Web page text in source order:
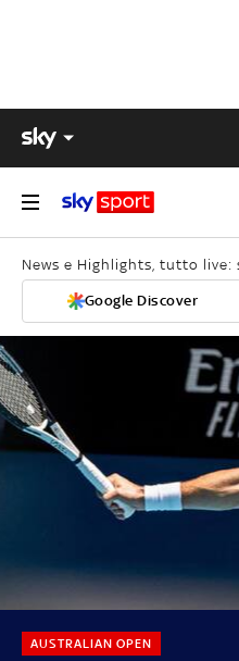
News e Highlights, tutto live:
Google Discover
AUSTRALIAN OPEN